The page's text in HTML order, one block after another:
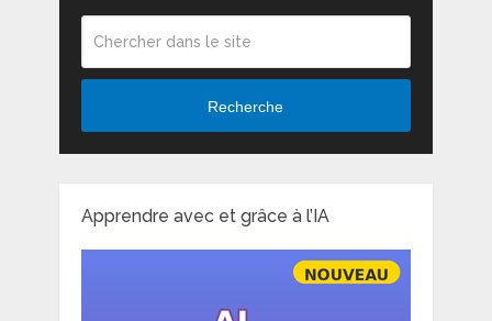
Recherche
Apprendre avec et grâce à l’IA